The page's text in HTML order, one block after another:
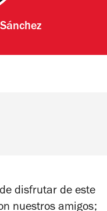
disfrutar de este
nuestros amigos;